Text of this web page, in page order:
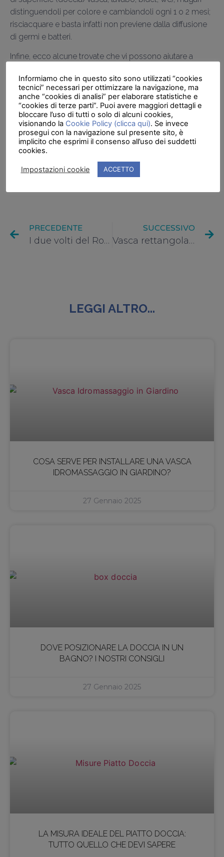
distinguendoli per colore e cambiandoli ogni 1 o 2 mesi;
risciacquare e basta infatti non previene dalla diffusione
di germi e batteri.
Infine, ecco alcune trovate che vi possono aiutare a
• Miscelatore con aeratore in inox anticalcare, per ridurre
al minimo la necessità di trattare con l’aceto gli accumuli
di calcare.
• Box doccia con guarnizioni in PVC removibili e un
sistema di sgancio rapido dell’anta, per pulire facilmente
gli angoli più scomodi della doccia.
• Water con risciacquo senza brida per lavare tutta la
superficie interna, prima la parte superiore del vaso, poi
PRECEDENTE
I due volti del Rovere
SUCCESSIVO
Vasca rettangolare o angolare?
LEGGI ALTRO...
COSA SERVE PER INSTALLARE UNA VASCA
IDROMASSAGGIO IN GIARDINO?
27 Gennaio 2025
DOVE POSIZIONARE LA DOCCIA IN UN
BAGNO? I NOSTRI CONSIGLI
27 Gennaio 2025
LA MISURA IDEALE DEL PIATTO DOCCIA:
TUTTO QUELLO CHE DEVI SAPERE
Informiamo che in questo sito sono utilizzati “cookies
tecnici” necessari per ottimizzare la navigazione, ma
anche “cookies di analisi” per elaborare statistiche e
“cookies di terze parti”. Puoi avere maggiori dettagli e
bloccare l’uso di tutti o solo di alcuni cookies,
visionando la Cookie Policy (clicca qui). Se invece
prosegui con la navigazione sul presente sito, è
implicito che esprimi il consenso all’uso dei suddetti
cookies.
Impostazioni cookie ACCETTO